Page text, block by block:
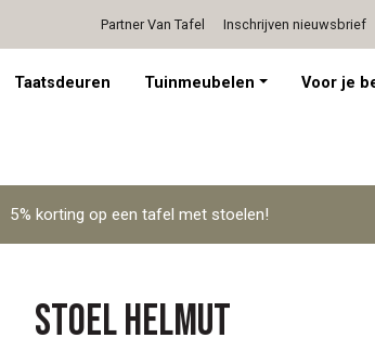
Persoonlijk advies op afspraak
Partner Van Tafel Inschrijven nieuwsbrief
Taatsdeuren Tuinmeubelen Voor je
5% korting op een tafel met stoelen!
Stoel Helmut